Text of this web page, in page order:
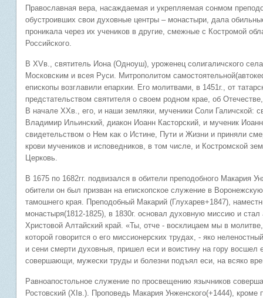
Православная вера, насаждаемая и укрепляемая сонмом
обустроивших свои духовные центры – монастыри, дала
проникала через их учеников в другие, смежные с Костромой
Российского.
В XVв., святитель Иона (Одноуш), уроженец солигаличского
Московским и всея Руси. Митрополитом
епископы возглавили епархии. Его молитвами, в 1451г., от
предстательством святителя о своем родном крае, об
В начале XXв., его, и наши земляки, мученики Соли Галичской:
Владимир Ильинский, диакон Иоанн Касторский, и мученик
свидетельством о Нем как о Истине, Пути и Жизни и приняли
крови мучеников и исповедников, в том числе, и Костромской
Церковь.
В 1675 по 1682гг. подвизался в обители преподобного Макария
обители он был призван на епископское служение в
тамошнего края. Преподобный Макарий (Глухарев+1847),
монастыря(1812-1825), в 1830г. основал духовную миссию и
Христовой Алтайский край. «Ты, отче - восклицаем мы в
которой говорится о его миссионерских трудах, - яко
и сени смерти духовныя, пришел еси и воистину на гору восшел
совершающи, мужески труды и болезни подъял еси, на всяко
Равноапостольное служение по просвещению язычников
Ростовский (XIв.). Проповедь Макария Унженского(+1444),